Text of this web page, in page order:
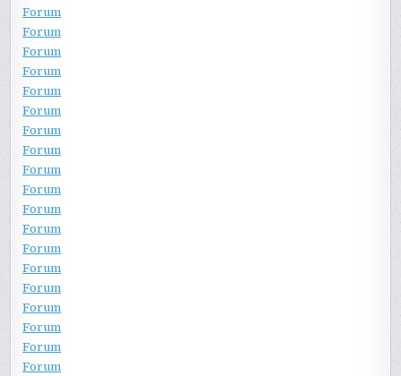
Forum
Forum
Forum
Forum
Forum
Forum
Forum
Forum
Forum
Forum
Forum
Forum
Forum
Forum
Forum
Forum
Forum
Forum
Forum